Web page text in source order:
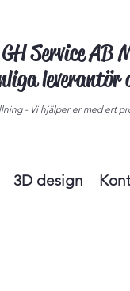
GH Service
leverantör
- Vi hjälper er med ert
3D design